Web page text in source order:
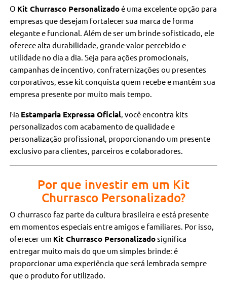
O Kit Churrasco Personalizadoé uma excelente opção para
empresas que desejam fortalecer sua marca de forma
elegante e funcional. Além de ser um brinde sofisticado, ele
oferece alta durabilidade, grande valor percebido e
utilidade no dia a dia. Seja para ações promocionais,
campanhas de incentivo, confraternizações ou presentes
corporativos, esse kit conquista quem recebe e mantém sua
empresa presente por muito mais tempo.
Na Estamparia Expressa Oficial, você encontra kits
personalizados com acabamento de qualidade e
personalização profissional, proporcionando um presente
exclusivo para clientes, parceiros e colaboradores.
Por que investir em um Kit
Churrasco Personalizado?
O churrasco faz parte da cultura brasileira e está presente
em momentos especiais entre amigos e familiares. Por isso,
oferecer um Kit Churrasco Personalizadosignifica
entregar muito mais do que um simples brinde: é
proporcionar uma experiência que será lembrada sempre
que o produto for utilizado.